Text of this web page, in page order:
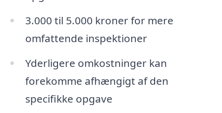
3.000 til 5.000 kroner for mere
omfattende inspektioner
Yderligere omkostninger kan
forekomme afhængigt af den
specifikke opgave